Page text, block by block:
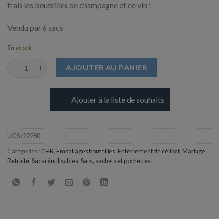
frais les bouteilles de champagne et de vin !
Vendu par 6 sacs
En stock
quantité de Sac "Ice Bag" 1 Bouteille avec glaçons - 110 + 110 x
AJOUTER AU PANIER
Ajouter à la liste de souhaits
UGS : 22280
Catégories : CHR, Emballages bouteilles, Enterrement de célibat, Mariage,
Retraite,Sacs réutilisables,Sacs, sachets et pochettes